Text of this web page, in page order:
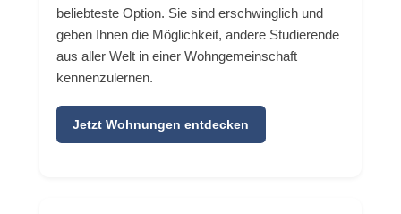
beliebteste Option. Sie sind erschwinglich und
geben Ihnen die Möglichkeit, andere Studierende
aus aller Welt in einer Wohngemeinschaft
kennenzulernen.
Jetzt Wohnungen entdecken